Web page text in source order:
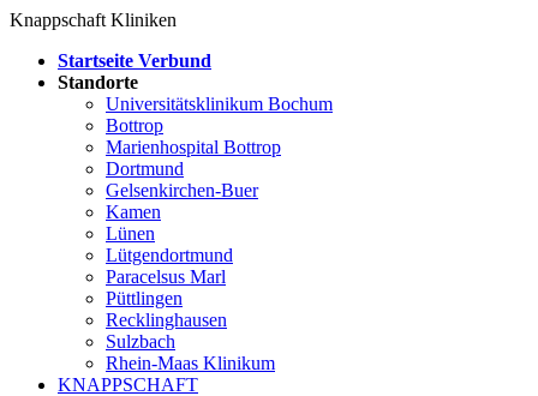
Knappschaft Kliniken
Startseite Verbund
Standorte
Universitätsklinikum Bochum
Bottrop
Marienhospital Bottrop
Dortmund
Gelsenkirchen-Buer
Kamen
Lünen
Lütgendortmund
Paracelsus Marl
Püttlingen
Recklinghausen
Sulzbach
Rhein-Maas Klinikum
KNAPPSCHAFT